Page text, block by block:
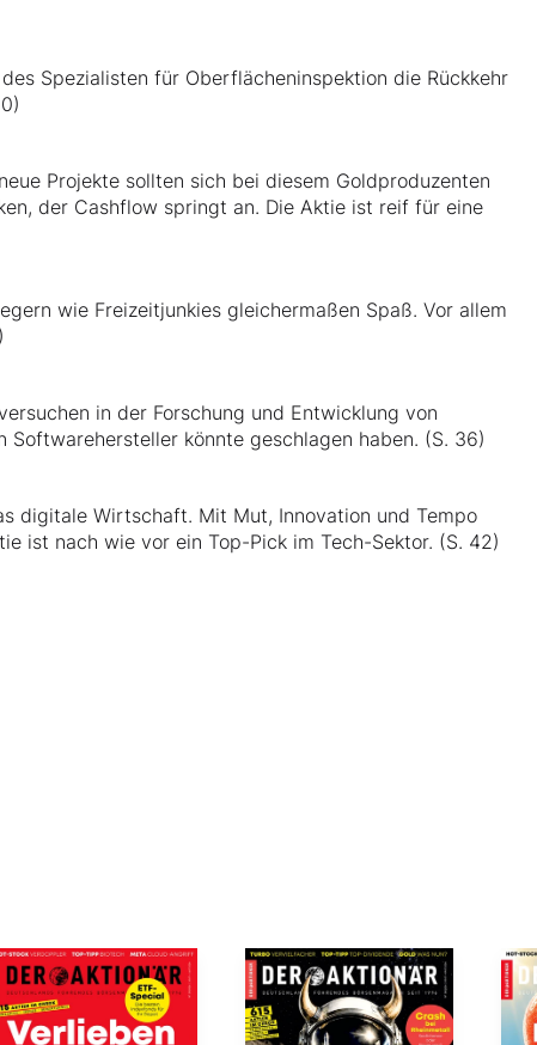
Spezialisten für Oberflächeninspektion die Rückkehr
Projekte sollten sich bei diesem Goldproduzenten
der Cashflow springt an. Die Aktie ist reif für eine
wie Freizeitjunkies gleichermaßen Spaß. Vor allem
in der Forschung und Entwicklung von
könnte geschlagen haben. (S. 36)
digitale Wirtschaft. Mit Mut, Innovation und Tempo
ist nach wie vor ein Top-Pick im Tech-Sektor. (S. 42)